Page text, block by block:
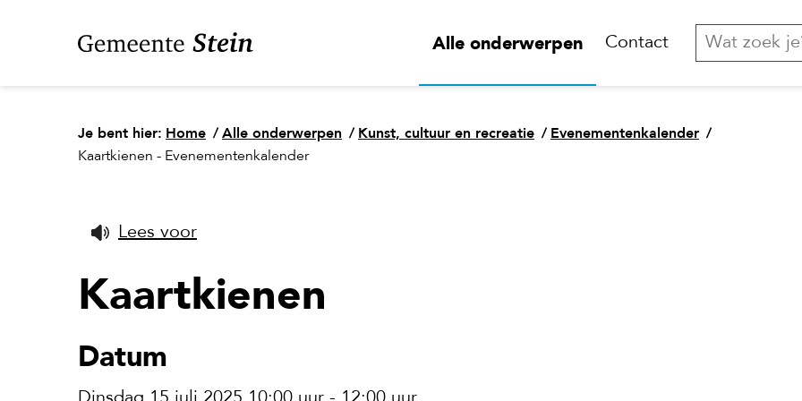
Alle onderwerpen Contact
Je bent hier: Home / Alle onderwerpen / Kunst, cultuur en recreatie / Evenementenkalender /
Kaartkienen - Evenementenkalender
Lees voor
Kaartkienen
Datum